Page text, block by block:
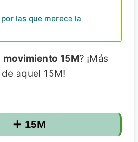
por las que merece la
movimiento 15M? ¡Más
aquel 15M!
➕ 15M